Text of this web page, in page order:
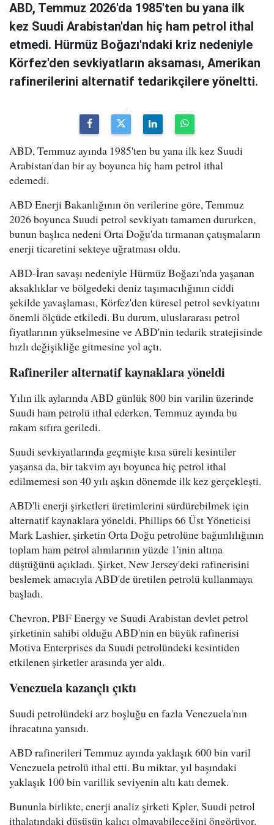
ABD, Temmuz 2026'da 1985'ten bu yana ilk
kez Suudi Arabistan'dan hiç ham petrol ithal
etmedi. Hürmüz Boğazı'ndaki kriz nedeniyle
Körfez'den sevkiyatların aksaması, Amerikan
rafinerilerini alternatif tedarikçilere yöneltti.
ABD, Temmuz ayında 1985'ten bu yana ilk kez Suudi
Arabistan'dan bir ay boyunca hiç ham petrol ithal
edemedi.
ABD Enerji Bakanlığının ön verilerine göre, Temmuz
2026 boyunca Suudi petrol sevkiyatı tamamen dururken,
bunun başlıca nedeni Orta Doğu'da tırmanan çatışmaların
enerji ticaretini sekteye uğratması oldu.
ABD-İran savaşı nedeniyle Hürmüz Boğazı'nda yaşanan
aksaklıklar ve bölgedeki deniz taşımacılığının ciddi
şekilde yavaşlaması, Körfez'den küresel petrol sevkiyatını
önemli ölçüde etkiledi. Bu durum, uluslararası petrol
fiyatlarının yükselmesine ve ABD'nin tedarik stratejisinde
hızlı değişikliğe gitmesine yol açtı.
Rafineriler alternatif kaynaklara yöneldi
Yılın ilk aylarında ABD günlük 800 bin varilin üzerinde
Suudi ham petrolü ithal ederken, Temmuz ayında bu
rakam sıfıra geriledi.
Suudi sevkiyatlarında geçmişte kısa süreli kesintiler
yaşansa da, bir takvim ayı boyunca hiç petrol ithal
edilmemesi son 40 yılı aşkın dönemde ilk kez gerçekleşti.
ABD'li enerji şirketleri üretimlerini sürdürebilmek için
alternatif kaynaklara yöneldi. Phillips 66 Üst Yöneticisi
Mark Lashier, şirketin Orta Doğu petrolüne bağımlılığının
toplam ham petrol alımlarının yüzde 1'inin altına
düştüğünü açıkladı. Şirket, New Jersey'deki rafinerisini
beslemek amacıyla ABD'de üretilen petrolü kullanmaya
başladı.
Chevron, PBF Energy ve Suudi Arabistan devlet petrol
şirketinin sahibi olduğu ABD'nin en büyük rafinerisi
Motiva Enterprises da Suudi petrolündeki kesintiden
etkilenen şirketler arasında yer aldı.
Venezuela kazançlı çıktı
Suudi petrolündeki arz boşluğu en fazla Venezuela'nın
ihracatına yansıdı.
ABD rafinerileri Temmuz ayında yaklaşık 600 bin varil
Venezuela petrolü ithal etti. Bu miktar, yıl başındaki
yaklaşık 100 bin varillik seviyenin altı katı demek.
Bununla birlikte, enerji analiz şirketi Kpler, Suudi petrol
ithalatındaki düşüşün kalıcı olmayabileceğini öngörüyor.